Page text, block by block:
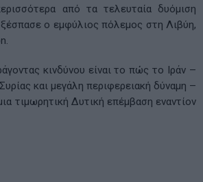
από τα τελευταία δυόμιση
ο εμφύλιος πόλεμος στη Λιβύη,
κινδύνου είναι το πώς το Ιράν –
και μεγάλη περιφερειακή δύναμη –
τιμωρητική Δυτική επέμβαση εναντίον